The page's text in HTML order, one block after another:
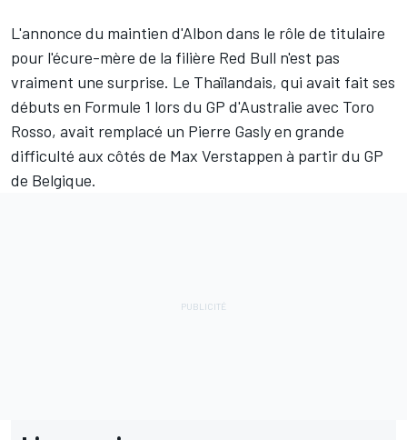
L'annonce du maintien d'Albon dans le rôle de titulaire
pour l'écure-mère de la filière Red Bull n'est pas
vraiment une surprise. Le Thaïlandais, qui avait fait ses
débuts en Formule 1 lors du GP d'Australie avec Toro
Rosso, avait remplacé un Pierre Gasly en grande
difficulté aux côtés de Max Verstappen à partir du GP
de Belgique.